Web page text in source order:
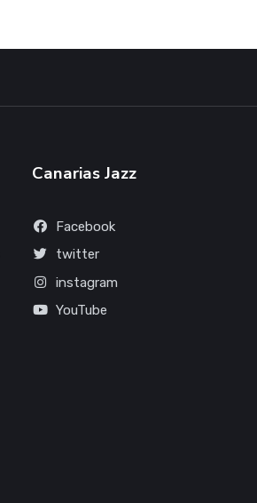
Canarias Jazz
Facebook
twitter
instagram
YouTube